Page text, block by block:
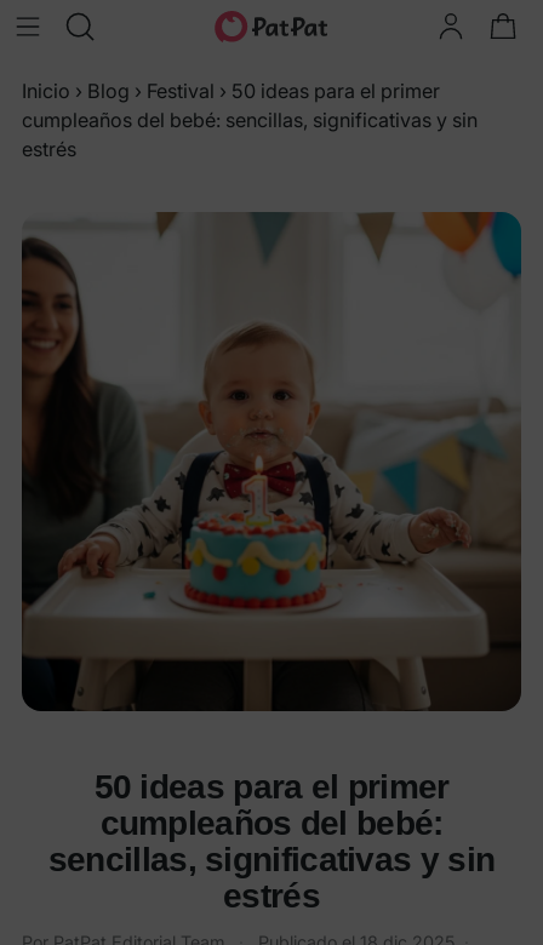
Inicio › Blog › Festival › 50 ideas para el primer
cumpleaños del bebé: sencillas, significativas y sin
estrés
50 ideas para el primer
cumpleaños del bebé:
sencillas, significativas y sin
estrés